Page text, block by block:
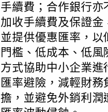
手續費；合作銀行亦
加收手續費及保證金
並提供優惠匯率，以
門檻、低成本、低風
方式協助中小企業進
匯率避險，減輕財務
擔，並避免外銷利潤